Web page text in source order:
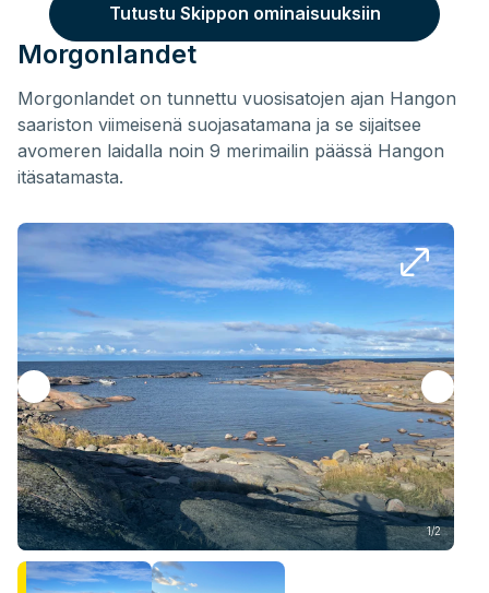
Tutustu Skippon ominaisuuksiin
Morgonlandet
Morgonlandet on tunnettu vuosisatojen ajan Hangon
saariston viimeisenä suojasatamana ja se sijaitsee
avomeren laidalla noin 9 merimailin päässä Hangon
itäsatamasta.
1/2